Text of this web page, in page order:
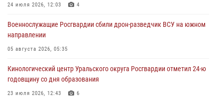
службой и напоминают о мерах безопасности
Росгвардейцы приняли участие в фотопроекте «Прогуляемся по
Тюменской области» в рамках акции «Храним огонь Победы»
Росгвардейцы в Тюменской области почтили память генерала
армии Ивана Кирилловича Яковлева
24 июля 2026, 12:03 4
Военнослужащие Росгвардии сбили дрон-разведчик ВСУ на южном
направлении
05 августа 2026, 05:35
Кинологический центр Уральского округа Росгвардии отметил 24-ю
годовщину со дня образования
23 июля 2026, 12:43 6